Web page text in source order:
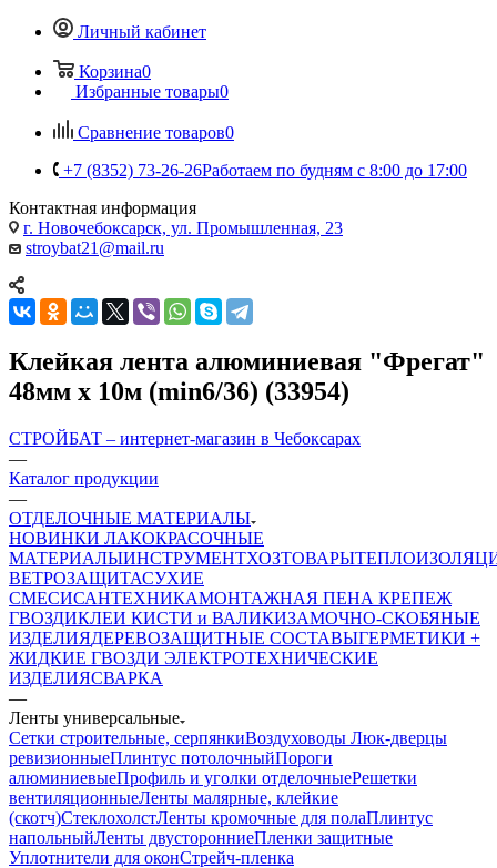
Личный кабинет
Корзина0
Избранные товары0
Сравнение товаров0
+7 (8352) 73-26-26Работаем по будням с 8:00 до 17:00
Контактная информация
г. Новочебоксарск, ул. Промышленная, 23
stroybat21@mail.ru
Клейкая лента алюминиевая "Фрегат"
48мм х 10м (min6/36) (33954)
СТРОЙБАТ – интернет-магазин в Чебоксарах
—
Каталог продукции
—
ОТДЕЛОЧНЫЕ МАТЕРИАЛЫ
НОВИНКИ ЛАКОКРАСОЧНЫЕ
МАТЕРИАЛЫИНСТРУМЕНТХОЗТОВАРЫ
ВЕТРОЗАЩИТАСУХИЕ
СМЕСИСАНТЕХНИКАМОНТАЖНАЯ ПЕНА КРЕПЕЖ
ГВОЗДИКЛЕИ КИСТИ и ВАЛИКИЗАМОЧНО-СКОБЯНЫЕ
ИЗДЕЛИЯДЕРЕВОЗАЩИТНЫЕ СОСТАВЫГЕРМЕТИКИ +
ЖИДКИЕ ГВОЗДИ ЭЛЕКТРОТЕХНИЧЕСКИЕ
ИЗДЕЛИЯСВАРКА
—
Ленты универсальные
Сетки строительные, серпянкиВоздуховоды Люк-дверцы
ревизионныеПлинтус потолочныйПороги
алюминиевыеПрофиль и уголки отделочныеРешетки
вентиляционныеЛенты малярные, клейкие
(скотч)СтеклохолстЛенты кромочные для полаПлинтус
напольныйЛенты двусторонниеПленки защитные
Уплотнители для оконСтрейч-пленка